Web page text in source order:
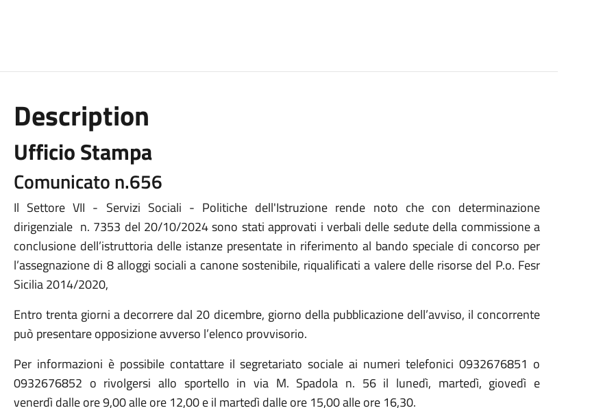
Description
Ufficio Stampa
Comunicato n.656
Il Settore VII - Servizi Sociali - Politiche dell'Istruzione rende noto che con determinazione
dirigenziale n. 7353 del 20/10/2024 sono stati approvati i verbali delle sedute della commissione a
conclusione dell’istruttoria delle istanze presentate in riferimento al bando speciale di concorso per
l’assegnazione di 8 alloggi sociali a canone sostenibile, riqualificati a valere delle risorse del P.o. Fesr
Sicilia 2014/2020,
Entro trenta giorni a decorrere dal 20 dicembre, giorno della pubblicazione dell’avviso, il concorrente
può presentare opposizione avverso l’elenco provvisorio.
Per informazioni è possibile contattare il segretariato sociale ai numeri telefonici 0932676851 o
0932676852 o rivolgersi allo sportello in via M. Spadola n. 56 il lunedì, martedì, giovedì e
venerdì dalle ore 9,00 alle ore 12,00 e il martedì dalle ore 15,00 alle ore 16,30.